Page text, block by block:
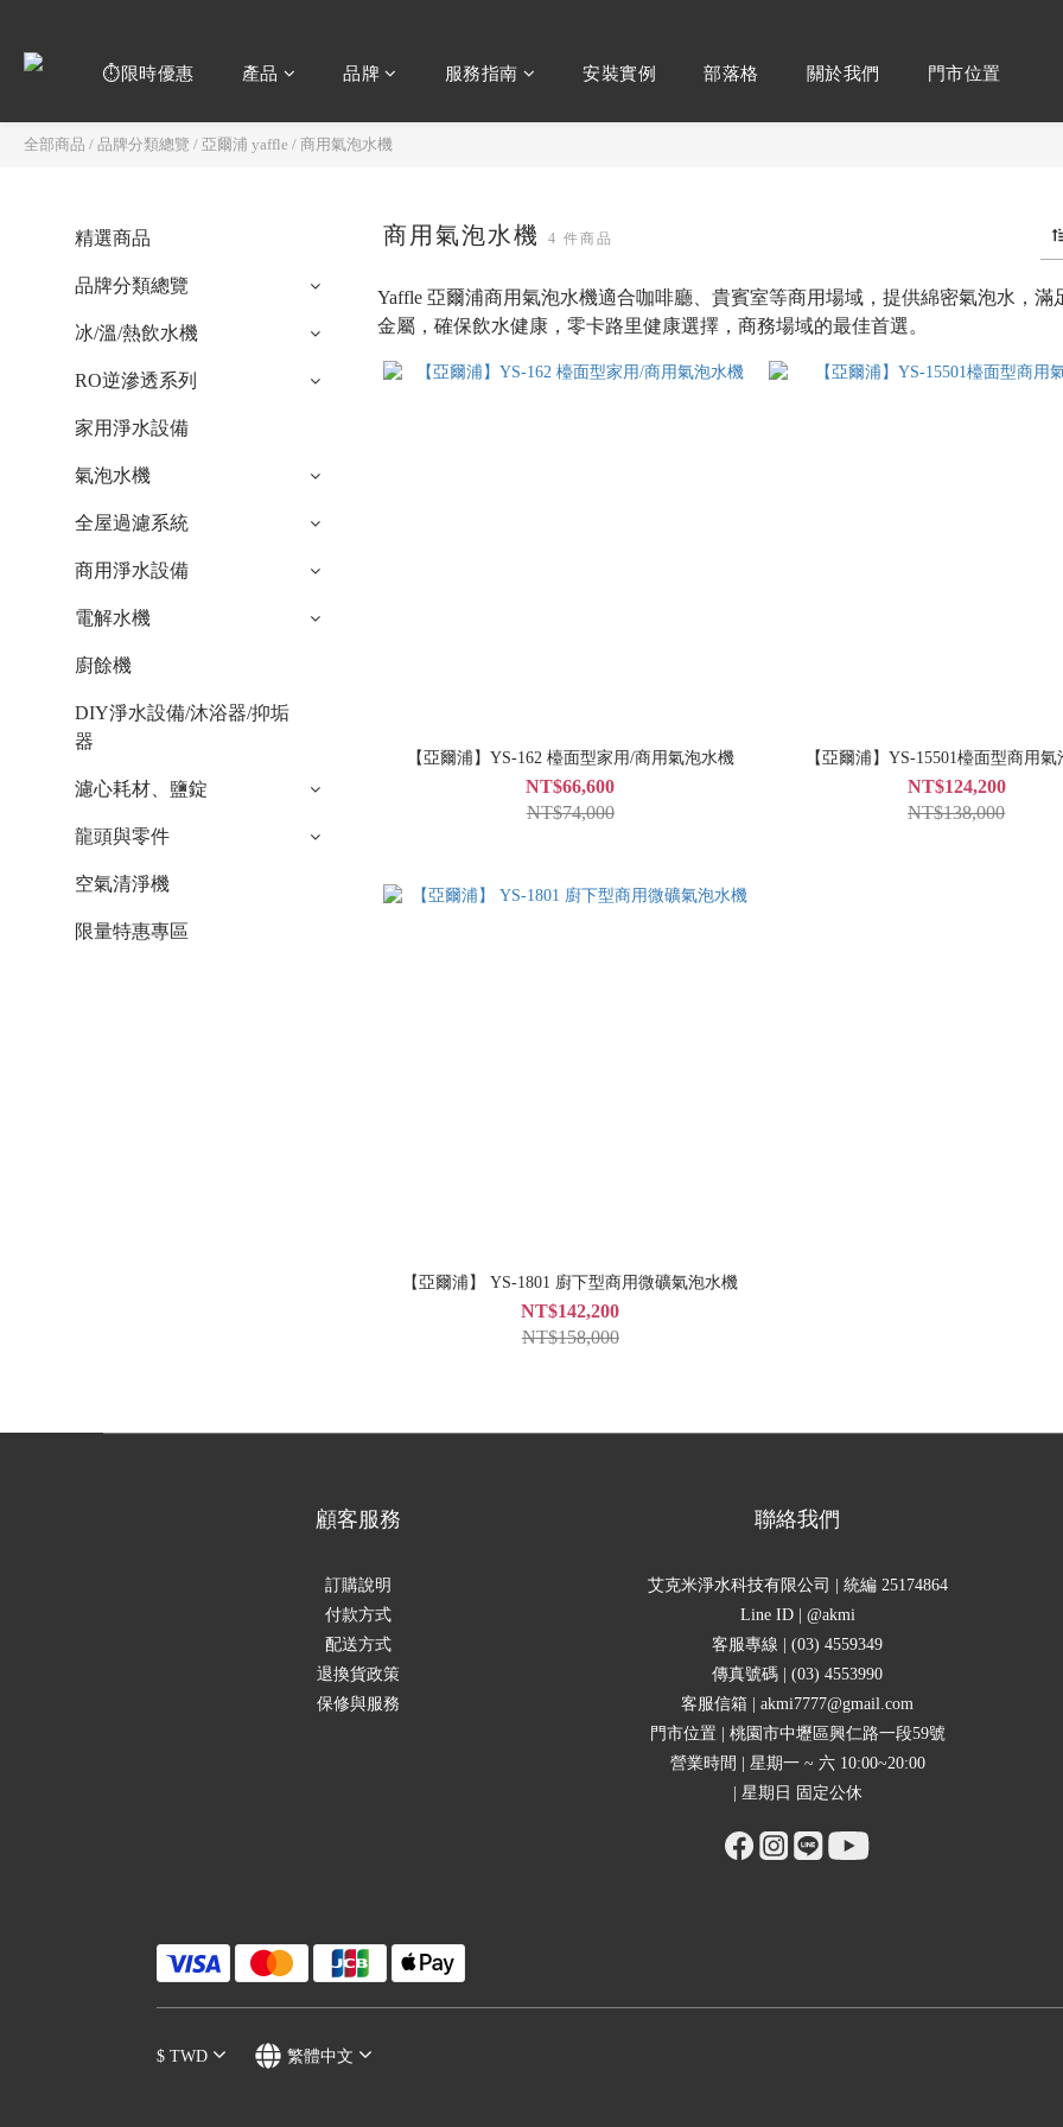
⏱️限時優惠 產品 品牌 服務指南 安裝實例 部落格 關於我們 門市位置
全部商品 / 品牌分類總覽 / 亞爾浦 yaffle / 商用氣泡水機
精選商品
品牌分類總覽
冰/溫/熱飲水機
RO逆滲透系列
家用淨水設備
氣泡水機
全屋過濾系統
商用淨水設備
電解水機
廚餘機
DIY淨水設備/沐浴器/抑垢
器
濾心耗材、鹽錠
龍頭與零件
空氣清淨機
限量特惠專區
商用氣泡水機4 件商品
Yaffle 亞爾浦商用氣泡水機適合咖啡廳、貴賓室等商用場域，提供綿密氣泡水，
金屬，確保飲水健康，零卡路里健康選擇，商務場域的最佳首選。
【亞爾浦】YS-162 檯面型家用/商用氣泡水機
NT$66,600
NT$74,000
【亞爾浦】YS-15501檯面型商用
NT$124,200
NT$138,000
【亞爾浦】 YS-1801 廚下型商用微礦氣泡水機
NT$142,200
NT$158,000
顧客服務
訂購說明
付款方式
配送方式
退換貨政策
保修與服務
聯絡我們
艾克米淨水科技有限公司 | 統編 25174864
Line ID | @akmi
客服專線 | (03) 4559349
傳真號碼 | (03) 4553990
客服信箱 | akmi7777@gmail.com
門市位置 | 桃園市中壢區興仁路一段59號
營業時間 | 星期一 ~ 六 10:00~20:00
| 星期日 固定公休
$ TWD 繁體中文